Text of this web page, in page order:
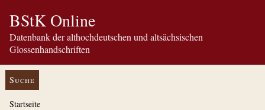
BStK Online
Datenbank der althochdeutschen und altsächsischen
Glossenhandschriften
Suche
Startseite